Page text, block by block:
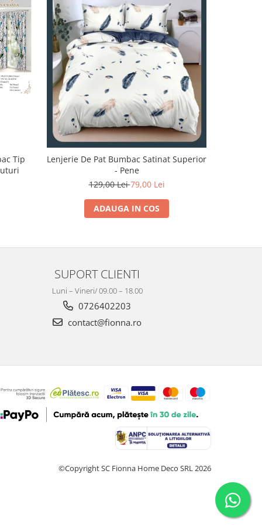
Tip
Lenjerie De Pat Bumbac Satinat Superior
- Pene
129,00 Lei79,00 Lei
ADAUGA IN COS
SUPORT CLIENTI
Luni – Vineri/ 09.00 – 18.00
0726402203
contact@fionna.ro
©Copyright SC Fionna Home Deco SRL 2026